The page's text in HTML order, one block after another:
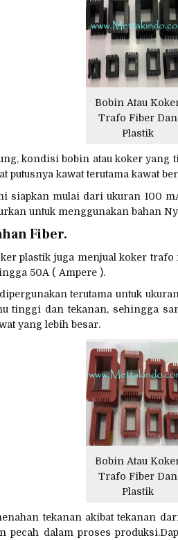
Bobin Atau
Trafo Fiber Dan
Plastik
kondisi bobin atau koker yang
putusnya kawat terutama kawat
siapkan mulai dari ukuran 100
untuk menggunakan bahan
Fiber.
plastik juga menjual koker
50A ( Ampere ).
terutama untuk
tinggi dan tekanan, sehingga
yang lebih besar.
Bobin Atau
Trafo Fiber Dan
Plastik
tekanan akibat tekanan
pecah dalam proses